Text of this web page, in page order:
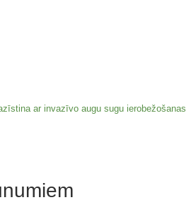
ar invazīvo augu sugu ierobežošanas